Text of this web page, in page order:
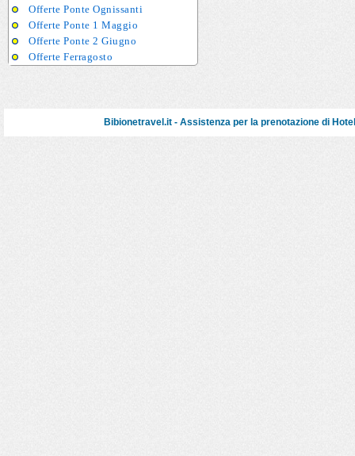
Offerte Ponte Ognissanti
Offerte Ponte 1 Maggio
Offerte Ponte 2 Giugno
Offerte Ferragosto
Bibionetravel.it - Assistenza per la prenotazione di